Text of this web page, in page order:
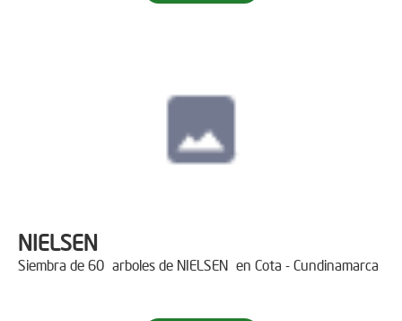
NIELSEN
Siembra de 60 arboles de NIELSEN en Cota - Cundinamarca